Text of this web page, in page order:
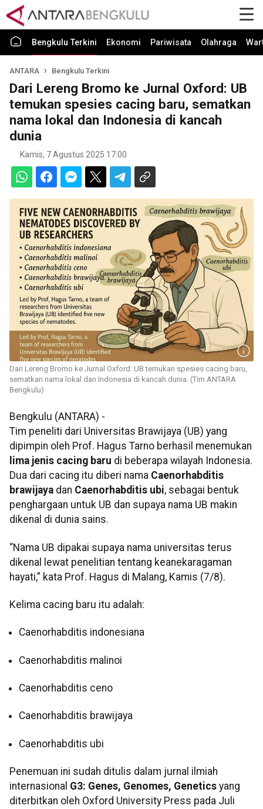
Bengkulu Terkini Ekonomi Pariwisata Olahraga
ANTARA Bengkulu Terkini
Dari Lereng Bromo ke Jurnal Oxford: UB
temukan spesies cacing baru, sematkan
nama lokal dan Indonesia di kancah
dunia
Kamis, 7 Agustus 2025 17:00
Dari Lereng Bromo ke Jurnal Oxford: UB temukan spesies cacing baru,
sematkan nama lokal dan Indonesia di kancah dunia. (Tim ANTARA
Bengkulu)
Bengkulu (ANTARA) -
Tim peneliti dari Universitas Brawijaya (UB) yang
dipimpin oleh Prof. Hagus Tarno berhasil menemukan
lima jenis cacing baru di beberapa wilayah Indonesia.
Dua dari cacing itu diberi nama Caenorhabditis
brawijaya dan Caenorhabditis ubi, sebagai bentuk
penghargaan untuk UB dan supaya nama UB makin
dikenal di dunia sains.
“Nama UB dipakai supaya nama universitas terus
dikenal lewat penelitian tentang keanekaragaman
hayati,” kata Prof. Hagus di Malang, Kamis (7/8).
Kelima cacing baru itu adalah:
Caenorhabditis indonesiana
Caenorhabditis malinoi
Caenorhabditis ceno
Caenorhabditis brawijaya
Caenorhabditis ubi
Penemuan ini sudah ditulis dalam jurnal ilmiah
internasional G3: Genes, Genomes, Genetics yang
diterbitkan oleh Oxford University Press pada Juli